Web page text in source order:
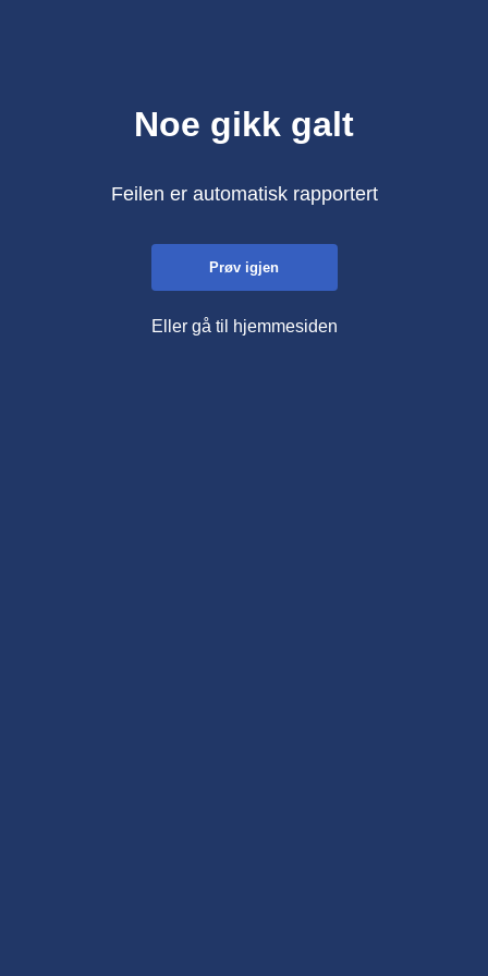
Noe gikk galt
Feilen er automatisk rapportert
Prøv igjen
Eller gå til hjemmesiden